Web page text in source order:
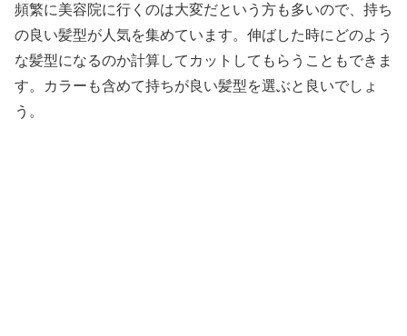
頻繁に美容院に行くのは大変だという方も多いので、持ち
の良い髪型が人気を集めています。伸ばした時にどのよう
な髪型になるのか計算してカットしてもらうこともできま
す。カラーも含めて持ちが良い髪型を選ぶと良いでしょ
う。